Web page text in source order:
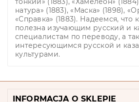
натура» (1883), «Маска» (1898),
«Справка» (1883). Надеемся, что
полезна изучающим русский и
специалистам по переводу, а
интересующимся русской и
культурами.
INFORMACJA O SKLEPIE